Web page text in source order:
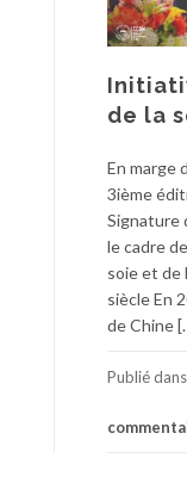
de la
En marge
3ième
Signature
le cadre
soie et de
siècle En
de Chine
Publié